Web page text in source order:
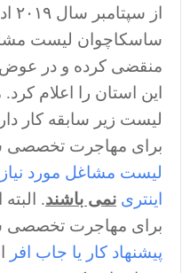
ساسکاچوان لیست
منقضی کرده و در
این استان را اعلام
لیست زیر سابقه کار
برای مهاجرت تخصصی
لیست مشاغل مورد
اینتری نمی باشند.
برای مهاجرت تخصصی
پیشنهاد کار یا جاب افر